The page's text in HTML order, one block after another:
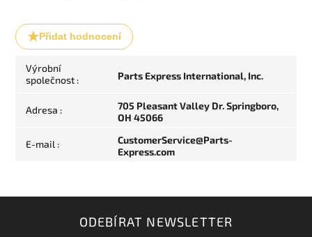
Přidat hodnocení
Výrobní
společnost : Parts Express International, Inc.
Adresa :
705 Pleasant Valley Dr. Springboro,
OH 45066
E-mail :
CustomerService@Parts-
Express.com
ODEBÍRAT NEWSLETTER